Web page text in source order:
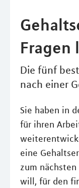
Fragen
Die fünf
nach einer
Sie haben in
für ihren
eine
zum
will, für den